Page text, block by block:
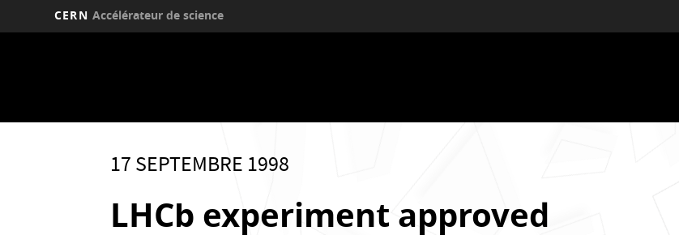
CERN Accélérateur de science
17 SEPTEMBRE 1998
LHCb experiment approved